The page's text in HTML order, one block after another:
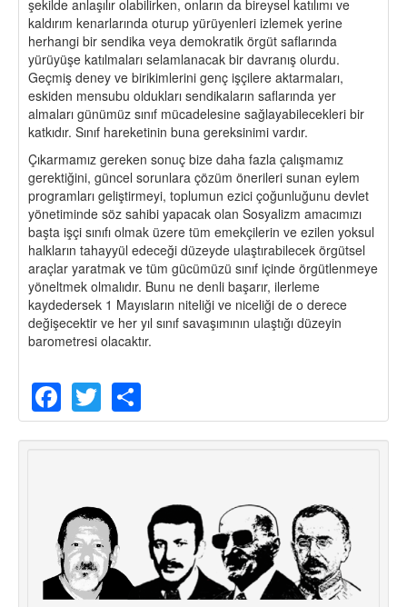
şekilde anlaşılır olabilirken, onların da bireysel katılımı ve
kaldırım kenarlarında oturup yürüyenleri izlemek yerine
herhangi bir sendika veya demokratik örgüt saflarında
yürüyüşe katılmaları selamlanacak bir davranış olurdu.
Geçmiş deney ve birikimlerini genç işçilere aktarmaları,
eskiden mensubu oldukları sendikaların saflarında yer
almaları günümüz sınıf mücadelesine sağlayabilecekleri bir
katkıdır. Sınıf hareketinin buna gereksinimi vardır.
Çıkarmamız gereken sonuç bize daha fazla çalışmamız
gerektiğini, güncel sorunlara çözüm önerileri sunan eylem
programları geliştirmeyi, toplumun ezici çoğunluğunu devlet
yönetiminde söz sahibi yapacak olan Sosyalizm amacımızı
başta işçi sınıfı olmak üzere tüm emekçilerin ve ezilen yoksul
halkların tahayyül edeceği düzeyde ulaştırabilecek örgütsel
araçlar yaratmak ve tüm gücümüzü sınıf içinde örgütlenmeye
yöneltmek olmalıdır. Bunu ne denli başarır, ilerleme
kaydedersek 1 Mayısların niteliği ve niceliği de o derece
değişecektir ve her yıl sınıf savaşımının ulaştığı düzeyin
barometresi olacaktır.
Facebook
Twitter